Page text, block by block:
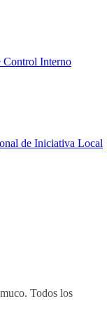
Control Interno
de Iniciativa Local
Todos los